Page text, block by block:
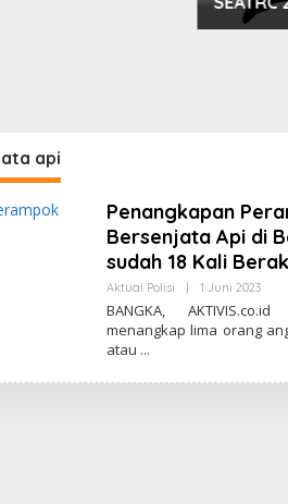
Lolos
api
Penangkapan
Bersenjata Api di
sudah 18 Kali
Aktual Polisi 1 Juni 2023O
L
E
H
T
BANGKA,
menangkap lima orang
atau